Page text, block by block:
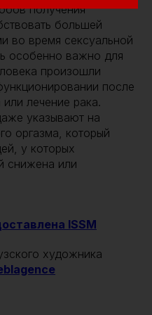
получения
большей
во время сексуальной
особенно важно для
произошли
после
лечение рака.
указывают на
оргазма, который
у которых
снижена или
ISSM
художника